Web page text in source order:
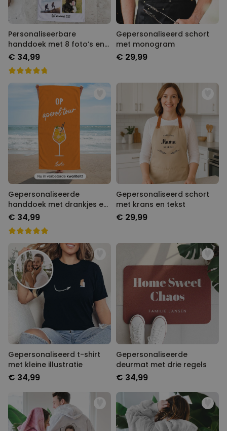
Personaliseerbare
handdoek met 8 foto’s en
tekst
€ 34,99
Gepersonaliseerd schort
met monogram
€ 29,99
Gepersonaliseerde
handdoek met drankjes en
tekst
€ 34,99
Gepersonaliseerd schort
met krans en tekst
€ 29,99
Gepersonaliseerd t-shirt
met kleine illustratie
€ 34,99
Gepersonaliseerde
deurmat met drie regels
€ 34,99